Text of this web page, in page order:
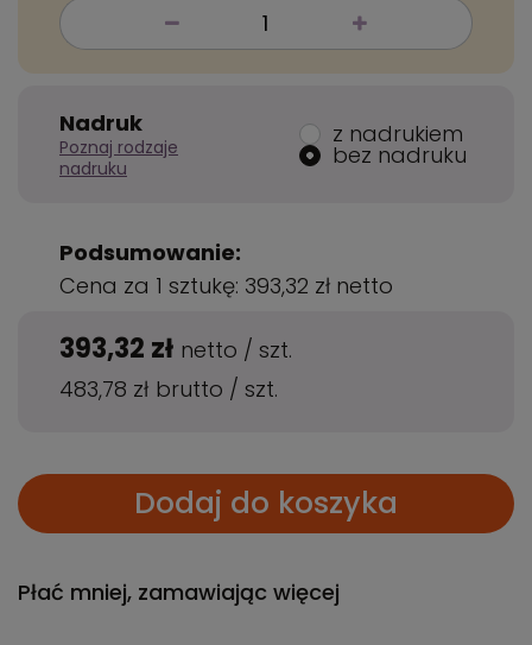
Nadruk
Poznaj rodzaje
nadruku
z nadrukiem
bez nadruku
Podsumowanie:
Cena za 1 sztukę: 393,32 zł netto
393,32 zł netto / szt.
483,78 zł brutto / szt.
Dodaj do koszyka
Płać mniej, zamawiając więcej